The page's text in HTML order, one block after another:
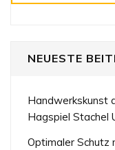
NEUESTE
Handwerkskunst
Hagspiel Stachel
Optimaler Schutz